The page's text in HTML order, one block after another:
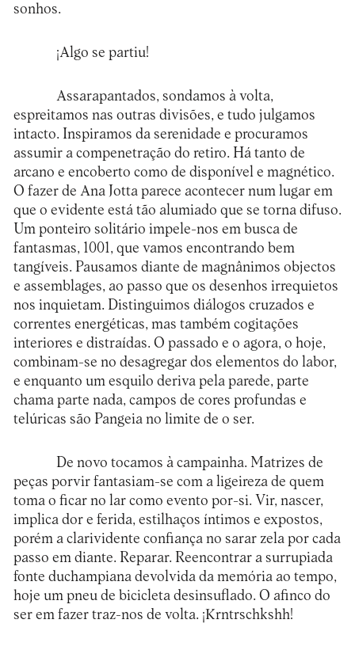
sonhos.
¡Algo se partiu!
Assarapantados, sondamos à volta,
espreitamos nas outras divisões, e tudo julgamos
intacto. Inspiramos da serenidade e procuramos
assumir a compenetração do retiro. Há tanto de
arcano e encoberto como de disponível e magnético.
O fazer de Ana Jotta parece acontecer num lugar em
que o evidente está tão alumiado que se torna difuso.
Um ponteiro solitário impele-nos em busca de
fantasmas, 1001, que vamos encontrando bem
tangíveis. Pausamos diante de magnânimos objectos
e assemblages, ao passo que os desenhos irrequietos
nos inquietam. Distinguimos diálogos cruzados e
correntes energéticas, mas também cogitações
interiores e distraídas. O passado e o agora, o hoje,
combinam-se no desagregar dos elementos do labor,
e enquanto um esquilo deriva pela parede, parte
chama parte nada, campos de cores profundas e
telúricas são Pangeia no limite de o ser.
De novo tocamos à campainha. Matrizes de
peças porvir fantasiam-se com a ligeireza de quem
toma o ficar no lar como evento por-si. Vir, nascer,
implica dor e ferida, estilhaços íntimos e expostos,
porém a clarividente confiança no sarar zela por cada
passo em diante. Reparar. Reencontrar a surrupiada
fonte duchampiana devolvida da memória ao tempo,
hoje um pneu de bicicleta desinsuflado. O afinco do
ser em fazer traz-nos de volta. ¡Krntrschkshh!